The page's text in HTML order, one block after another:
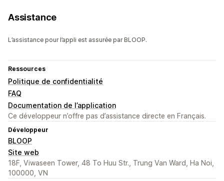
Assistance
L’assistance pour l’appli est assurée par BLOOP.
Ressources
Politique de confidentialité
FAQ
Documentation de l’application
Ce développeur n’offre pas d’assistance directe en Français.
Développeur
BLOOP
Site web
18F, Viwaseen Tower, 48 To Huu Str., Trung Van Ward, Ha Noi,
100000, VN